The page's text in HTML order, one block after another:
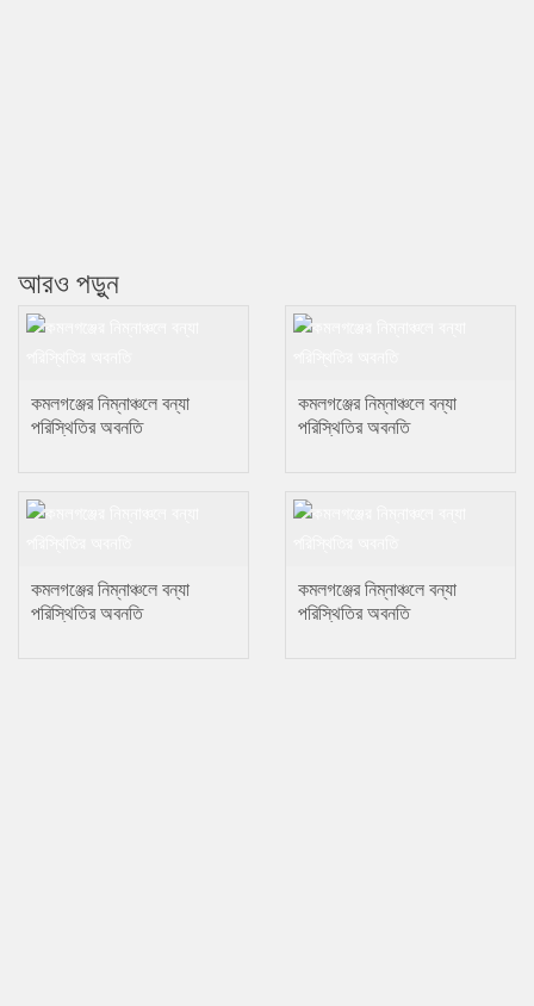
আরও পড়ুন
কমলগঞ্জের নিম্নাঞ্চলে বন্যা
পরিস্থিতির অবনতি
কমলগঞ্জের নিম্নাঞ্চলে বন্যা
পরিস্থিতির অবনতি
কমলগঞ্জের নিম্নাঞ্চলে বন্যা
পরিস্থিতির অবনতি
কমলগঞ্জের নিম্নাঞ্চলে বন্যা
পরিস্থিতির অবনতি